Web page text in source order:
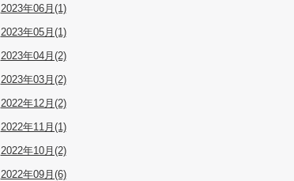
2023年06月(1)
2023年05月(1)
2023年04月(2)
2023年03月(2)
2022年12月(2)
2022年11月(1)
2022年10月(2)
2022年09月(6)